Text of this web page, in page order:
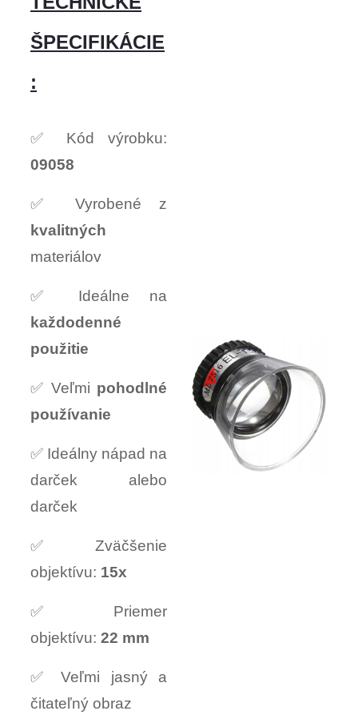
ŠPECIFIKÁCIE
:
✅ Kód výrobku:
09058
✅ Vyrobené z
kvalitných
materiálov
✅ Ideálne na
každodenné
použitie
✅ Veľmi pohodlné
používanie
✅ Ideálny nápad na
darček alebo
darček
✅ Zväčšenie
objektívu: 15x
✅ Priemer
objektívu: 22 mm
✅ Veľmi jasný a
čitateľný obraz